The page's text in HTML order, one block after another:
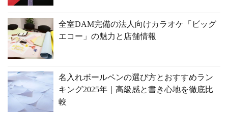
全室DAM完備の法人向けカラオケ「ビッグ
エコー」の魅力と店舗情報
名入れボールペンの選び方とおすすめラン
キング2025年｜高級感と書き心地を徹底比
較